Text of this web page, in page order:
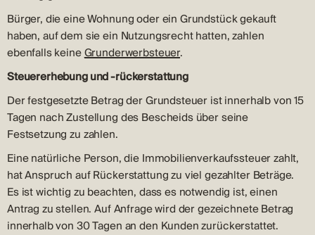
Bürger, die eine Wohnung oder ein Grundstück gekauft
haben, auf dem sie ein Nutzungsrecht hatten, zahlen
ebenfalls keineGrunderwerbsteuer.
Steuererhebung und -rückerstattung
Der festgesetzte Betrag der Grundsteuer ist innerhalb von 15
Tagen nach Zustellung des Bescheids über seine
Festsetzung zu zahlen.
Eine natürliche Person, die Immobilienverkaufssteuer zahlt,
hat Anspruch auf Rückerstattung zu viel gezahlter Beträge.
Es ist wichtig zu beachten, dass es notwendig ist, einen
Antrag zu stellen. Auf Anfrage wird der gezeichnete Betrag
innerhalb von 30 Tagen an den Kunden zurückerstattet.